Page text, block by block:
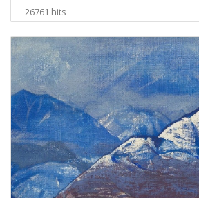
26761 hits